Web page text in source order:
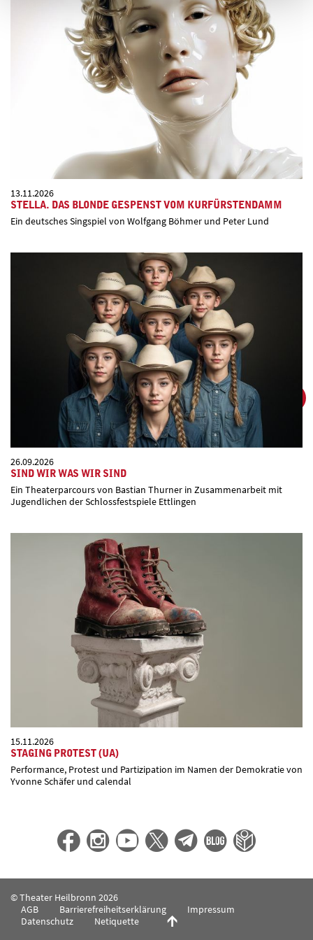
13.11.2026
STELLA. DAS BLONDE GESPENST VOM KURFÜRSTENDAMM
Ein deutsches Singspiel von Wolfgang Böhmer und Peter Lund
26.09.2026
SIND WIR WAS WIR SIND
Ein Theaterparcours von Bastian Thurner in Zusammenarbeit mit
Jugendlichen der Schlossfestspiele Ettlingen
15.11.2026
STAGING PROTEST (UA)
Performance, Protest und Partizipation im Namen der Demokratie von
Yvonne Schäfer und calendal
© Theater Heilbronn 2026
AGB
Barrierefreiheitserklärung
Impressum
Datenschutz
Netiquette